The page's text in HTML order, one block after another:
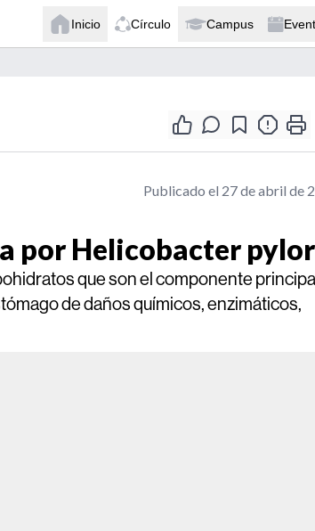
Inicio Círculo Campus
Publicado el 27 de abril de
por Helicobacter
que son el componente
de daños químicos, enzimáticos,